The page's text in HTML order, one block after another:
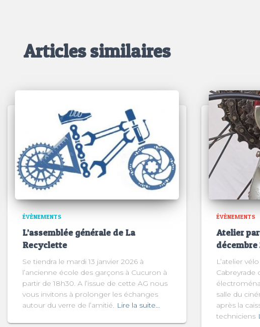
Articles similaires
ÉVÈNEMENTS
L’assemblée générale de La
Recyclette
Se tiendra le mardi 13 janvier 2026 à
l’ancienne école des garçons à Cucuron à
partir de 18h30. A l’issue de cette AG nous
vous invitons à prolonger les échanges
autour du verre de l’amitié. Lire la suite…
ÉVÈNEMENTS
Atelier
décembre
L’atelier
Cabreyrade
salle du
après la
techniciens